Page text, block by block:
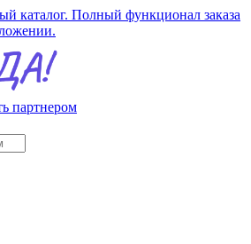
каталог. Полный функционал заказа
партнером